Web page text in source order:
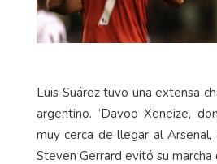
Luis Suárez tuvo una extensa
argentino. ‘Davoo Xeneize,
muy cerca de llegar al Arsenal,
Steven Gerrard evitó su